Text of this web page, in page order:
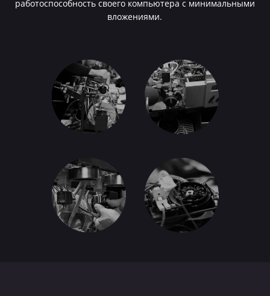
работоспособность своего компьютера с минимальными
вложениями.